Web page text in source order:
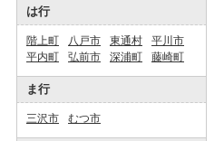
は行
階上町 八戸市 東通村
平川市
平内町
弘前市 深浦町 藤崎町
ま行
三沢市 むつ市